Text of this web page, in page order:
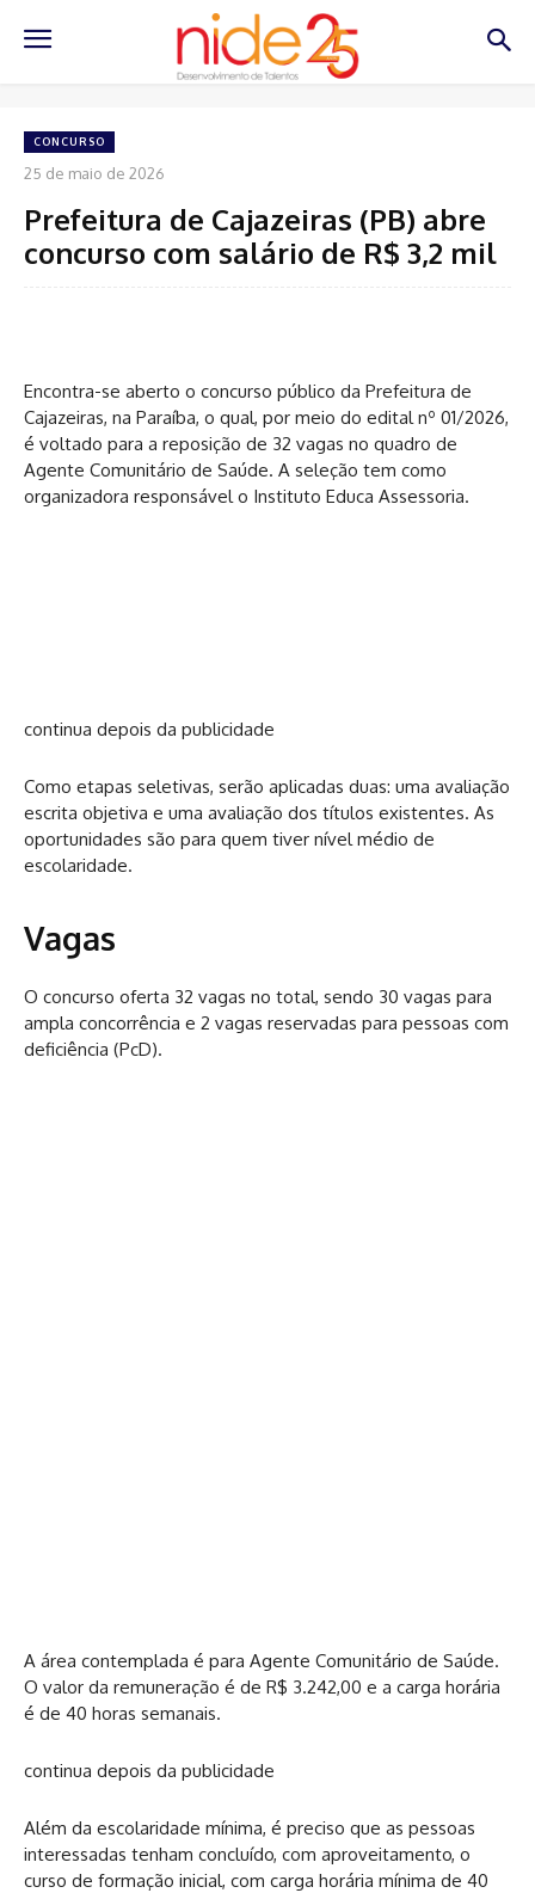
CONCURSO
25 de maio de 2026
Prefeitura de Cajazeiras (PB) abre
concurso com salário de R$ 3,2 mil
Encontra-se aberto o concurso público da Prefeitura de
Cajazeiras, na Paraíba, o qual, por meio do edital nº 01/2026,
é voltado para a reposição de 32 vagas no quadro de
Agente Comunitário de Saúde. A seleção tem como
organizadora responsável o Instituto Educa Assessoria.
continua depois da publicidade
Como etapas seletivas, serão aplicadas duas: uma avaliação
escrita objetiva e uma avaliação dos títulos existentes. As
oportunidades são para quem tiver nível médio de
escolaridade.
Vagas
O concurso oferta 32 vagas no total, sendo 30 vagas para
ampla concorrência e 2 vagas reservadas para pessoas com
deficiência (PcD).
A área contemplada é para Agente Comunitário de Saúde.
O valor da remuneração é de R$ 3.242,00 e a carga horária
é de 40 horas semanais.
continua depois da publicidade
Além da escolaridade mínima, é preciso que as pessoas
interessadas tenham concluído, com aproveitamento, o
curso de formação inicial, com carga horária mínima de 40